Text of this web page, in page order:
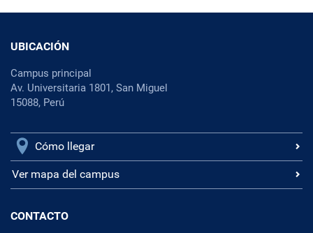
UBICACIÓN
Campus principal
Av. Universitaria 1801, San Miguel
15088, Perú
Cómo llegar
Ver mapa del campus
CONTACTO